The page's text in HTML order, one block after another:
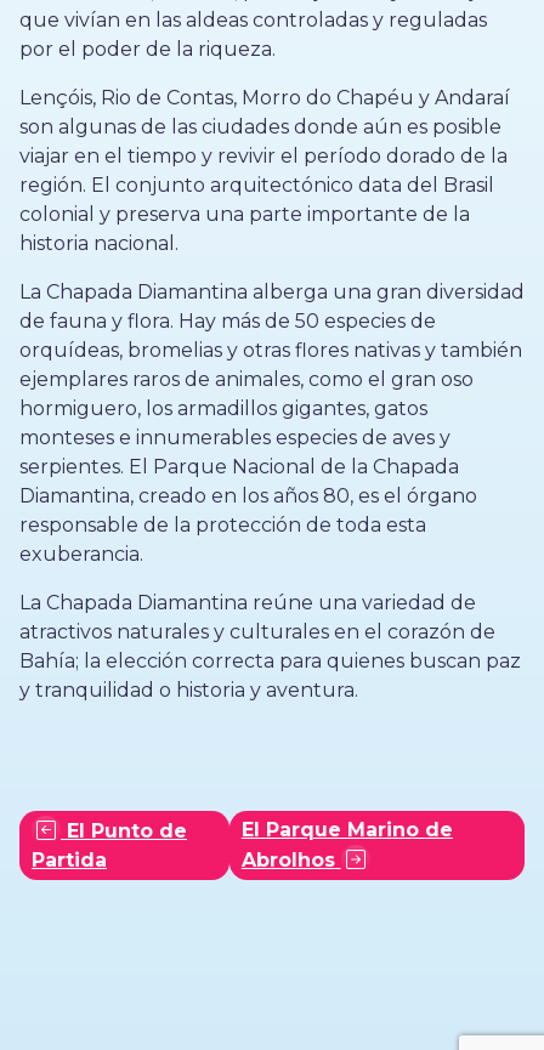
que vivían en las aldeas controladas y reguladas
por el poder de la riqueza.
Lençóis, Rio de Contas, Morro do Chapéu y Andaraí
son algunas de las ciudades donde aún es posible
viajar en el tiempo y revivir el período dorado de la
región. El conjunto arquitectónico data del Brasil
colonial y preserva una parte importante de la
historia nacional.
La Chapada Diamantina alberga una gran diversidad
de fauna y flora. Hay más de 50 especies de
orquídeas, bromelias y otras flores nativas y también
ejemplares raros de animales, como el gran oso
hormiguero, los armadillos gigantes, gatos
monteses e innumerables especies de aves y
serpientes. El Parque Nacional de la Chapada
Diamantina, creado en los años 80, es el órgano
responsable de la protección de toda esta
exuberancia.
La Chapada Diamantina reúne una variedad de
atractivos naturales y culturales en el corazón de
Bahía; la elección correcta para quienes buscan paz
y tranquilidad o historia y aventura.
El Punto de
Partida
El Parque Marino de
Abrolhos